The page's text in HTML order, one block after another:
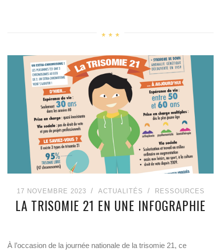
17 NOVEMBRE 2023 ACTUALITÉS RESSOURCES
LA TRISOMIE 21 EN UNE INFOGRAPHIE
À l’occasion de la journée nationale de la trisomie 21, ce